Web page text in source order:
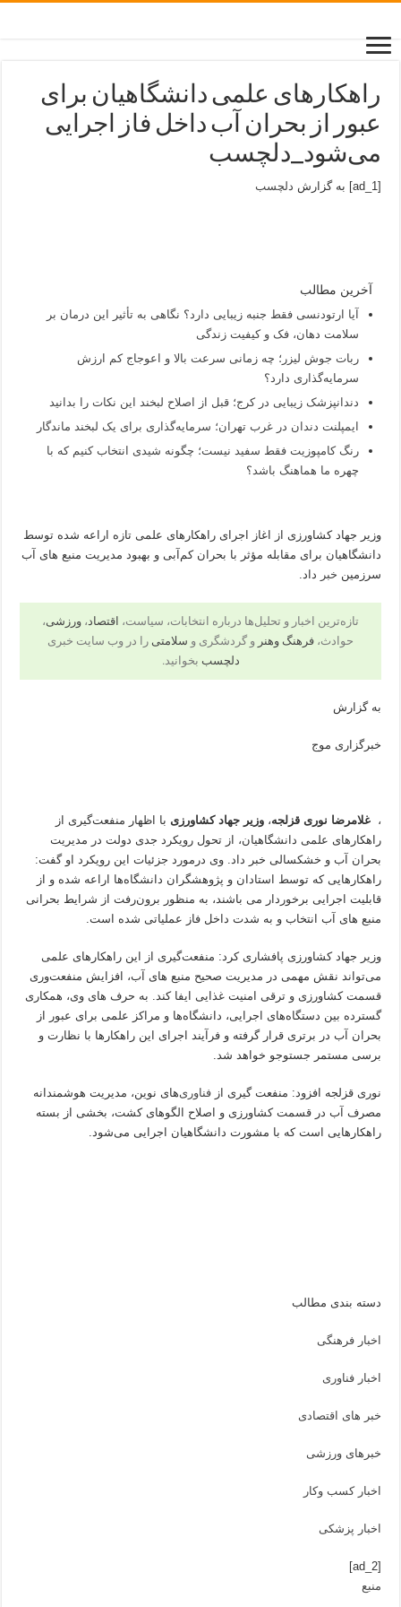
راهکارهای علمی دانشگاهیان برای
عبور از بحران آب داخل فاز اجرایی
می‌شود_دلچسب
[ad_1] به گزارش دلچسب
آخرین مطالب
آیا ارتودنسی فقط جنبه زیبایی دارد؟ نگاهی به تأثیر این درمان بر
سلامت دهان، فک و کیفیت زندگی
ربات جوش لیزر؛ چه زمانی سرعت بالا و اعوجاج کم ارزش
سرمایه‌گذاری دارد؟
دندانپزشک زیبایی در کرج؛ قبل از اصلاح لبخند این نکات را بدانید
ایمپلنت دندان در غرب تهران؛ سرمایه‌گذاری برای یک لبخند ماندگار
رنگ کامپوزیت فقط سفید نیست؛ چگونه شیدی انتخاب کنیم که با
چهره ما هماهنگ باشد؟
وزیر جهاد کشاورزی از اغاز اجرای راهکارهای علمی تازه اراعه شده توسط
دانشگاهیان برای مقابله مؤثر با بحران کم‌آبی و بهبود مدیریت منبع های آب
سرزمین خبر داد.
تازه‌ترین اخبار و تحلیل‌ها درباره انتخابات، سیاست، اقتصاد، ورزشی،
حوادث، فرهنگ وهنر و گردشگری و سلامتی را در وب سایت خبری
دلچسب بخوانید.
به گزارش
خبرگزاری موج
،غلامرضا نوری قزلجه،وزیر جهاد کشاورزی با اظهار منفعت‌گیری از
راهکارهای علمی دانشگاهیان، از تحول رویکرد جدی دولت در مدیریت
بحران آب و خشکسالی خبر داد. وی درمورد جزئیات این رویکرد او گفت:
راهکارهایی که توسط استادان و پژوهشگران دانشگاه‌ها اراعه شده و از
قابلیت اجرایی برخوردار می باشند، به منظور برون‌رفت از شرایط بحرانی
منبع های آب انتخاب و به شدت داخل فاز عملیاتی شده است.
وزیر جهاد کشاورزی پافشاری کرد: منفعت‌گیری از این راهکارهای علمی
می‌تواند نقش مهمی در مدیریت صحیح منبع های آب، افزایش منفعت‌وری
قسمت کشاورزی و ترقی امنیت غذایی ایفا کند. به حرف های وی، همکاری
گسترده بین دستگاه‌های اجرایی، دانشگاه‌ها و مراکز علمی برای عبور از
بحران آب در برتری قرار گرفته و فرآیند اجرای این راهکارها با نظارت و
برسی مستمر جستوجو خواهد شد.
نوری قزلجه افزود: منفعت گیری ازفناوری‌های نوین، مدیریت هوشمندانه
مصرف آب در قسمت کشاورزی و اصلاح الگوهای کشت، بخشی از بسته
راهکارهایی است که با مشورت دانشگاهیان اجرایی می‌شود.
دسته بندی مطالب
اخبار فرهنگی
اخبار فناوری
خبر های اقتصادی
خبرهای ورزشی
اخبار کسب وکار
اخبار پزشکی
[ad_2]
منبع